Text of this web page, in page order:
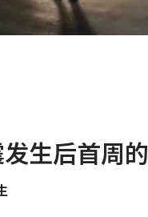
生后首周